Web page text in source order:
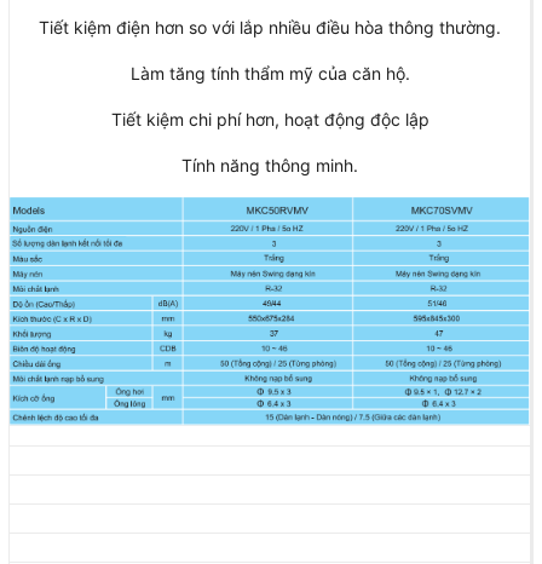
Tiết kiệm điện hơn so với lắp nhiều điều hòa thông thường.
Làm tăng tính thẩm mỹ của căn hộ.
Tiết kiệm chi phí hơn, hoạt động độc lập
Tính năng thông minh.